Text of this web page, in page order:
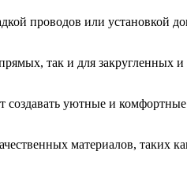
проводов или установкой
так и для закругленных
уютные и
материалов, таких